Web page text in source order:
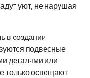
уют, не нарушая
в создании
подвесные
деталями или
только освещают